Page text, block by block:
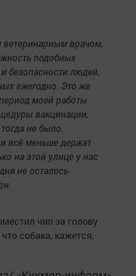
ветеринарным врачом,
подобных
безопасности людей.
ежегодно. Это же
моей работы
вакцинации,
не было.
всё меньше держат
на этой улице у нас
не осталось
чип за голову
собака, кажется,